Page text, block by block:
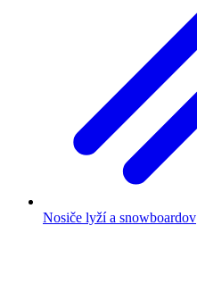
Nosiče lyží a snowboardov